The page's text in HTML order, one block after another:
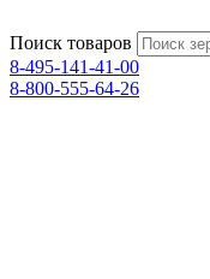
Поиск товаров
8-495-141-41-00
8-800-555-64-26